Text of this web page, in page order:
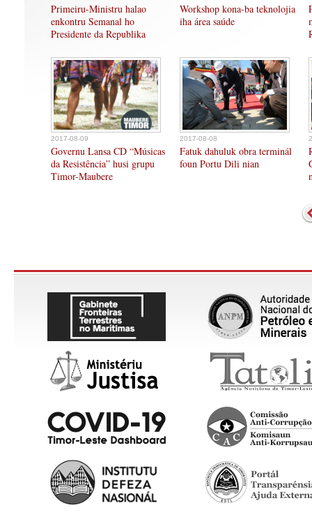
Primeiru-Ministru halao
enkontru Semanal ho
Presidente da Republika
Workshop kona-ba teknolojia
iha área saúde
2017-08-09
Governu Lansa CD “Músicas
da Resistência” husi grupu
Timor-Maubere
2017-08-08
Fatuk dahuluk obra terminál
foun Portu Dili nian